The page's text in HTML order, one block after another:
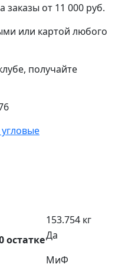
заказы от 11 000 руб.
или картой любого
получайте
153.754 кг
остаткеДа
МиФ